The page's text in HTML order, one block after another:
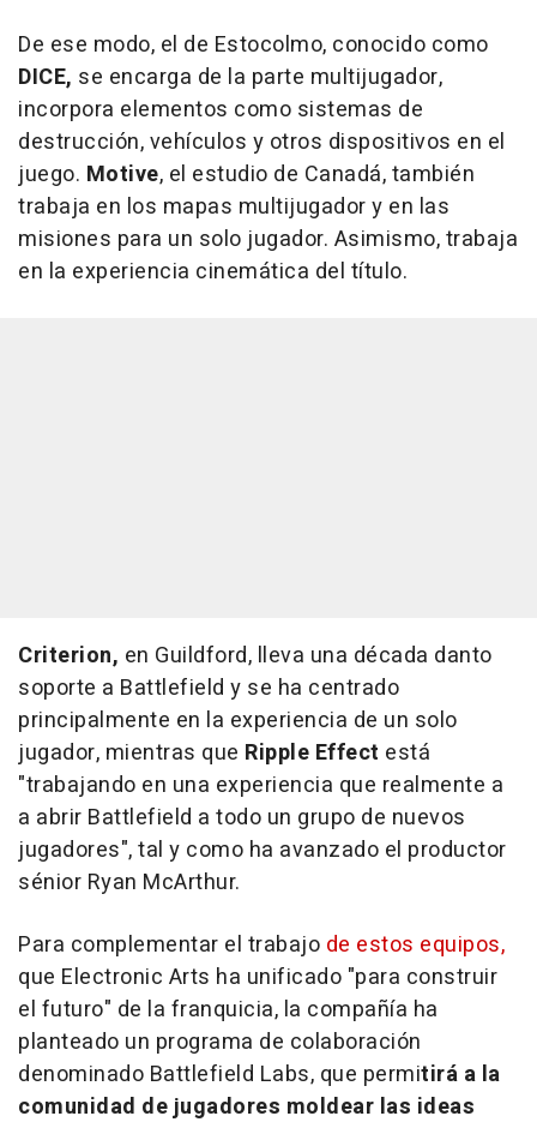
De ese modo, el de Estocolmo, conocido como
DICE, se encarga de la parte multijugador,
incorpora elementos como sistemas de
destrucción, vehículos y otros dispositivos en el
juego. Motive, el estudio de Canadá, también
trabaja en los mapas multijugador y en las
misiones para un solo jugador. Asimismo, trabaja
en la experiencia cinemática del título.
Criterion, en Guildford, lleva una década danto
soporte a Battlefield y se ha centrado
principalmente en la experiencia de un solo
jugador, mientras que Ripple Effect está
"trabajando en una experiencia que realmente a
a abrir Battlefield a todo un grupo de nuevos
jugadores", tal y como ha avanzado el productor
sénior Ryan McArthur.
Para complementar el trabajo de estos equipos,
que Electronic Arts ha unificado "para construir
el futuro" de la franquicia, la compañía ha
planteado un programa de colaboración
denominado Battlefield Labs, que permitirá a la
comunidad de jugadores moldear las ideas